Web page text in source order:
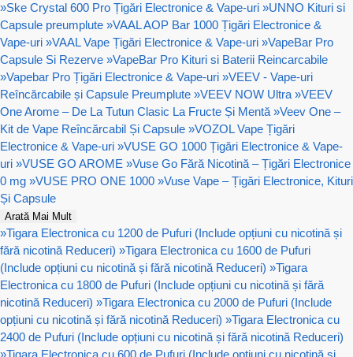
»Ske Crystal 600 Pro Țigări Electronice & Vape-uri »UNNO Kituri si
Capsule preumplute »VAAL AOP Bar 1000 Țigări Electronice &
Vape-uri »VAAL Vape Țigări Electronice & Vape-uri »VapeBar Pro
Capsule Si Rezerve »VapeBar Pro Kituri si Baterii Reincarcabile
»Vapebar Pro Țigări Electronice & Vape-uri »VEEV - Vape-uri
Reîncărcabile și Capsule Preumplute »VEEV NOW Ultra »VEEV
One Arome – De La Tutun Clasic La Fructe Și Mentă »Veev One –
Kit de Vape Reîncărcabil Și Capsule »VOZOL Vape Țigări
Electronice & Vape-uri »VUSE GO 1000 Țigări Electronice & Vape-
uri »VUSE GO AROME »Vuse Go Fără Nicotină – Țigări Electronice
0 mg »VUSE PRO ONE 1000 »Vuse Vape – Țigări Electronice, Kituri
Și Capsule
Arată Mai Mult
»Tigara Electronica cu 1200 de Pufuri (Include opțiuni cu nicotină și
fără nicotină Reduceri) »Tigara Electronica cu 1600 de Pufuri
(Include opțiuni cu nicotină și fără nicotină Reduceri) »Tigara
Electronica cu 1800 de Pufuri (Include opțiuni cu nicotină și fără
nicotină Reduceri) »Tigara Electronica cu 2000 de Pufuri (Include
opțiuni cu nicotină și fără nicotină Reduceri) »Tigara Electronica cu
2400 de Pufuri (Include opțiuni cu nicotină și fără nicotină Reduceri)